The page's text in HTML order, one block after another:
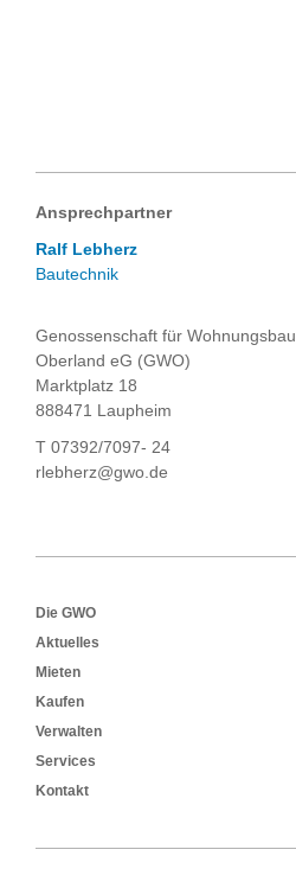
Ansprechpartner
Ralf Lebherz
Bautechnik
Genossenschaft für Wohnungsbau
Oberland eG (GWO)
Marktplatz 18
888471 Laupheim
T 07392/7097- 24
rlebherz@gwo.de
Die GWO
Aktuelles
Mieten
Kaufen
Verwalten
Services
Kontakt